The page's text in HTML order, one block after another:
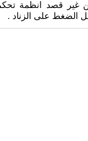
غير قصد انظمة
الضغط على الزناد .